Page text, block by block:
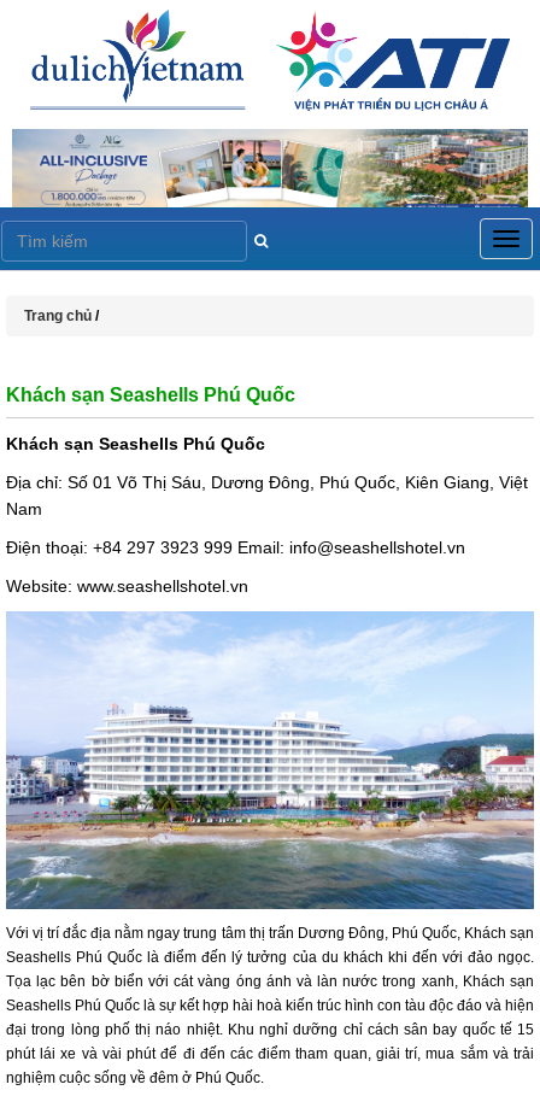
Trang chủ /
Khách sạn Seashells Phú Quốc
Khách sạn Seashells Phú Quốc
Địa chỉ: Số 01 Võ Thị Sáu, Dương Đông, Phú Quốc, Kiên Giang, Việt
Nam
Điện thoại: +84 297 3923 999 Email: info@seashellshotel.vn
Website: www.seashellshotel.vn
Với vị trí đắc địa nằm ngay trung tâm thị trấn Dương Đông, Phú Quốc, Khách sạn
Seashells Phú Quốc là điểm đến lý tưởng của du khách khi đến với đảo ngọc.
Tọa lạc bên bờ biển với cát vàng óng ánh và làn nước trong xanh, Khách sạn
Seashells Phú Quốc là sự kết hợp hài hoà kiến trúc hình con tàu độc đáo và hiện
đại trong lòng phố thị náo nhiệt. Khu nghỉ dưỡng chỉ cách sân bay quốc tế 15
phút lái xe và vài phút để đi đến các điểm tham quan, giải trí, mua sắm và trải
nghiệm cuộc sống về đêm ở Phú Quốc.